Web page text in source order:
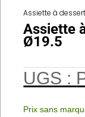
Assiette à dessert
Assiette
Ø19.5
UGS :
Prix sans